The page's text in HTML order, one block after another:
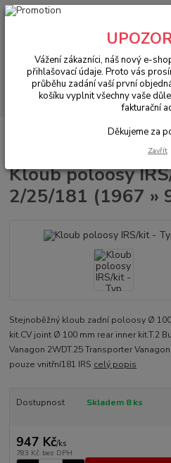
+420 602 330 329
VW Bus Typ 2 (1967 » 79)
Kloub poloosy
2/25/181 (1967 »
Stejnoběžný kloub zadní poloosy Ø
kit.CV joint Ø 100 mm rear inner kit.T.2
Vanagon 2WDT.25 Transporter
pouze vnitřní181 IRS celý popis
Dostupnost Skladem 8 ks
947 Kč/ks
783 Kč bez DPH
Vážení zákazníci, náš nový e-
přihlašovací údaje. Proto vás
průběhu zadání vaší první
košíku vyplnit všechny vaše
fakturační
Děkujeme za
Zavřít